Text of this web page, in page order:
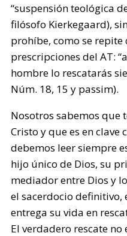
“suspensión teológica
filósofo Kierkegaard),
prohíbe, como se repite
prescripciones del AT:
hombre lo rescatarás
Núm. 18, 15 y passim).
Nosotros sabemos que
Cristo y que es en clave
debemos leer siempre
hijo único de Dios, su
mediador entre Dios y
el sacerdocio
entrega su vida en
El verdadero rescate no